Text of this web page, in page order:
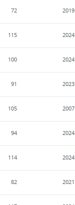
2019
72
2024
115
2024
100
2023
91
2007
105
2024
94
2024
114
2021
82